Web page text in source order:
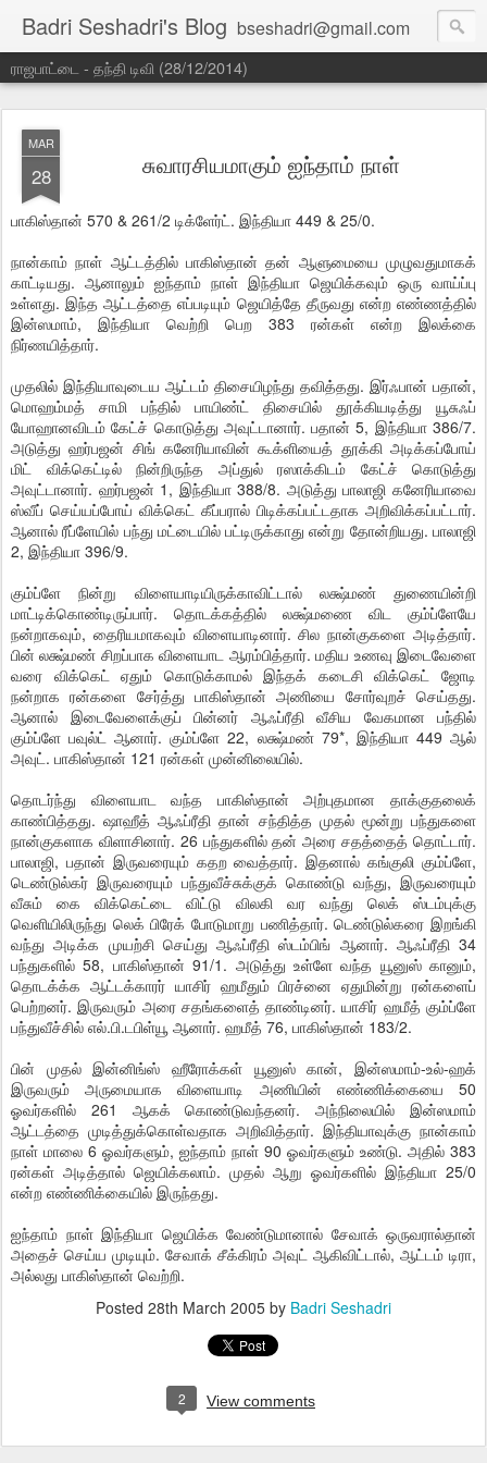
Badri Seshadri's Blog bseshadri@gmail.com
ராஜபாட்டை - தந்தி டிவி (28/12/2014)
MAR
28 சுவாரசியமாகும் ஐந்தாம் நாள்
பாகிஸ்தான் 570 & 261/2 டிக்ளேர்ட். இந்தியா 449 & 25/0.
நான்காம் நாள் ஆட்டத்தில் பாகிஸ்தான் தன் ஆளுமையை முழுவதுமாகக்
காட்டியது. ஆனாலும் ஐந்தாம் நாள் இந்தியா ஜெயிக்கவும் ஒரு வாய்ப்பு
உள்ளது. இந்த ஆட்டத்தை எப்படியும் ஜெயித்தே தீருவது என்ற எண்ணத்தில்
இன்ஸமாம், இந்தியா வெற்றி பெற 383 ரன்கள் என்ற இலக்கை
நிர்ணயித்தார்.
முதலில் இந்தியாவுடைய ஆட்டம் திசையிழந்து தவித்தது. இர்ஃபான் பதான்,
மொஹம்மத் சாமி பந்தில் பாயிண்ட் திசையில் தூக்கியடித்து யூசுஃப்
யோஹானவிடம் கேட்ச் கொடுத்து அவுட்டானார். பதான் 5, இந்தியா 386/7.
அடுத்து ஹர்பஜன் சிங் கனேரியாவின் கூக்ளியைத் தூக்கி அடிக்கப்போய்
மிட் விக்கெட்டில் நின்றிருந்த அப்துல் ரஸாக்கிடம் கேட்ச் கொடுத்து
அவுட்டானார். ஹர்பஜன் 1, இந்தியா 388/8. அடுத்து பாலாஜி கனேரியாவை
ஸ்வீப் செய்யப்போய் விக்கெட் கீப்பரால் பிடிக்கப்பட்டதாக அறிவிக்கப்பட்டார்.
ஆனால் ரீப்ளேயில் பந்து மட்டையில் பட்டிருக்காது என்று தோன்றியது. பாலாஜி
2, இந்தியா 396/9.
கும்ப்ளே நின்று விளையாடியிருக்காவிட்டால் லக்ஷ்மண் துணையின்றி
மாட்டிக்கொண்டிருப்பார். தொடக்கத்தில் லக்ஷ்மணை விட கும்ப்ளேயே
நன்றாகவும், தைரியமாகவும் விளையாடினார். சில நான்குகளை அடித்தார்.
பின் லக்ஷ்மண் சிறப்பாக விளையாட ஆரம்பித்தார். மதிய உணவு இடைவேளை
வரை விக்கெட் ஏதும் கொடுக்காமல் இந்தக் கடைசி விக்கெட் ஜோடி
நன்றாக ரன்களை சேர்த்து பாகிஸ்தான் அணியை சோர்வுறச் செய்தது.
ஆனால் இடைவேளைக்குப் பின்னர் ஆஃப்ரீதி வீசிய வேகமான பந்தில்
கும்ப்ளே பவுல்ட் ஆனார். கும்ப்ளே 22, லக்ஷ்மண் 79*, இந்தியா 449 ஆல்
அவுட். பாகிஸ்தான் 121 ரன்கள் முன்னிலையில்.
தொடர்ந்து விளையாட வந்த பாகிஸ்தான் அற்புதமான தாக்குதலைக்
காண்பித்தது. ஷாஹீத் ஆஃப்ரீதி தான் சந்தித்த முதல் மூன்று பந்துகளை
நான்குகளாக விளாசினார். 26 பந்துகளில் தன் அரை சதத்தைத் தொட்டார்.
பாலாஜி, பதான் இருவரையும் கதற வைத்தார். இதனால் கங்குலி கும்ப்ளே,
டெண்டுல்கர் இருவரையும் பந்துவீச்சுக்குக் கொண்டு வந்து, இருவரையும்
வீசும் கை விக்கெட்டை விட்டு விலகி வர வந்து லெக் ஸ்டம்புக்கு
வெளியிலிருந்து லெக் பிரேக் போடுமாறு பணித்தார். டெண்டுல்கரை இறங்கி
வந்து அடிக்க முயற்சி செய்து ஆஃப்ரீதி ஸ்டம்பிங் ஆனார். ஆஃப்ரீதி 34
பந்துகளில் 58, பாகிஸ்தான் 91/1. அடுத்து உள்ளே வந்த யூனுஸ் கானும்,
தொடக்க்க ஆட்டக்காரர் யாசிர் ஹமீதும் பிரச்னை ஏதுமின்று ரன்களைப்
பெற்றனர். இருவரும் அரை சதங்களைத் தாண்டினர். யாசிர் ஹமீத் கும்ப்ளே
பந்துவீச்சில் எல்.பி.டபிள்யூ ஆனார். ஹமீத் 76, பாகிஸ்தான் 183/2.
பின் முதல் இன்னிங்ஸ் ஹீரோக்கள் யூனுஸ் கான், இன்ஸமாம்-உல்-ஹக்
இருவரும் அருமையாக விளையாடி அணியின் எண்ணிக்கையை 50
ஓவர்களில் 261 ஆகக் கொண்டுவந்தனர். அந்நிலையில் இன்ஸமாம்
ஆட்டத்தை முடித்துக்கொள்வதாக அறிவித்தார். இந்தியாவுக்கு நான்காம்
நாள் மாலை 6 ஓவர்களும், ஐந்தாம் நாள் 90 ஓவர்களும் உண்டு. அதில் 383
ரன்கள் அடித்தால் ஜெயிக்கலாம். முதல் ஆறு ஓவர்களில் இந்தியா 25/0
என்ற எண்ணிக்கையில் இருந்தது.
ஐந்தாம் நாள் இந்தியா ஜெயிக்க வேண்டுமானால் சேவாக் ஒருவரால்தான்
அதைச் செய்ய முடியும். சேவாக் சீக்கிரம் அவுட் ஆகிவிட்டால், ஆட்டம் டிரா,
அல்லது பாகிஸ்தான் வெற்றி.
Posted 28th March 2005 by Badri Seshadri
2 View comments